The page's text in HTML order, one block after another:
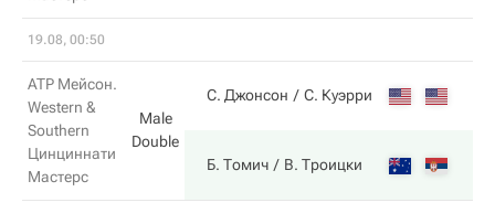
19.08, 00:50
ATP Мейсон.
Western &
Southern
Цинциннати
Мастерс
Male
Double
С. Джонсон С. Куэрри
Б. Томич В. Троицки